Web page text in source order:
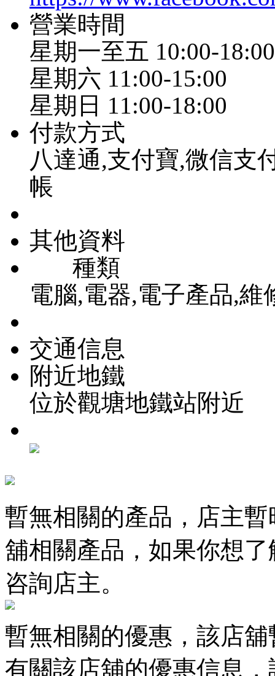
營業時間
星期一至五 10:00-18:00
星期六 11:00-15:00
星期日 11:00-18:00
付款方式
八達通,支付寶,微信支
帳
其他資料
種類
電腦,電器,電子產品,
交通信息
附近地鐵
位於觀塘地鐵站附近
暫無相關的產品，店主
舖相關產品，如果你想
咨詢店主。
暫無相關的優惠，該店
有關該店舖的優惠信息